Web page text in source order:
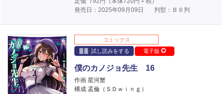
発売日：2025年09月09日
判型：Ｂ６判
コミックス
試し読みをする
電子版
僕のカノジョ先生 16
作画 星河蟹
構成 孟倫（ＳＤｗｉｎｇ）